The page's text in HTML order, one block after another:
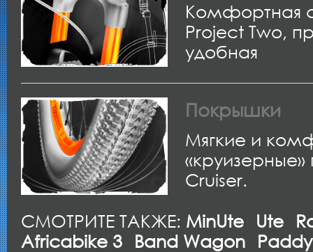
Комфортная
Project Two,
удобная
Покрышки
Мягкие и
Cruiser.
СМОТРИТЕ ТАКЖЕ: MinUte Ute
Africabike 3
Band Wagon